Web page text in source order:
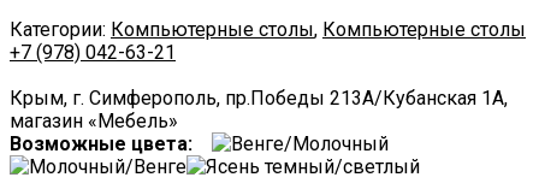
Категории: Компьютерные столы, Компьютерные столы
+7 (978) 042-63-21
Крым, г. Симферополь, пр.Победы 213А/Кубанская 1А,
магазин «Мебель»
Возможные цвета: